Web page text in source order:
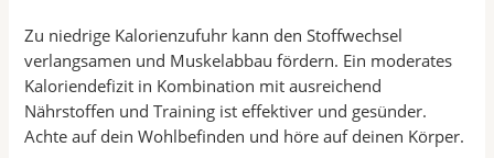
Zu niedrige Kalorienzufuhr kann den Stoffwechsel
verlangsamen und Muskelabbau fördern. Ein moderates
Kaloriendefizit in Kombination mit ausreichend
Nährstoffen und Training ist effektiver und gesünder.
Achte auf dein Wohlbefinden und höre auf deinen Körper.